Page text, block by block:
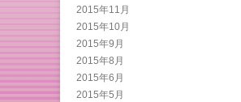
2015年11月
2015年10月
2015年9月
2015年8月
2015年6月
2015年5月